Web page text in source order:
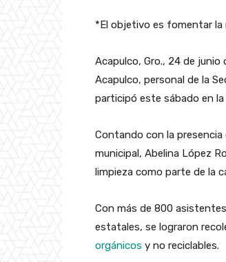
*El objetivo es fomentar la
Acapulco, Gro., 24 de
Acapulco, personal de la
participó este sábado en
Contando con la presencia
municipal, Abelina López
limpieza como parte de la
Con más de 800
estatales, se lograron
orgánicos y no reciclables.